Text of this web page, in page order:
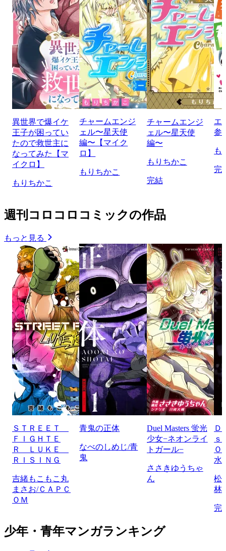
異世界で爆イケ
王子が困ってい
たので救世主に
なってみた【マ
イクロ】
もりちかこ
チャームエンジ
ェル〜星天使
編〜【マイク
ロ】
もりちかこ
チャームエンジ
ェル〜星天使
編〜
もりちかこ
完結
エ
参
も
完
週刊コロコロコミックの作品
もっと見る
ＳＴＲＥＥＴ
ＦＩＧＨＴＥ
Ｒ ＬＵＫＥ
ＲＩＳＩＮＧ
吉緒もこもこ丸
まさお/ＣＡＰＣ
ＯＭ
青鬼の正体
なべのしめじ/青
鬼
Duel Masters 蛍光
少女−ネオンライ
トガール−
ささきゆうちゃ
ん
Ｄ
Ｏ
水
松
林
完
少年・青年マンガランキング